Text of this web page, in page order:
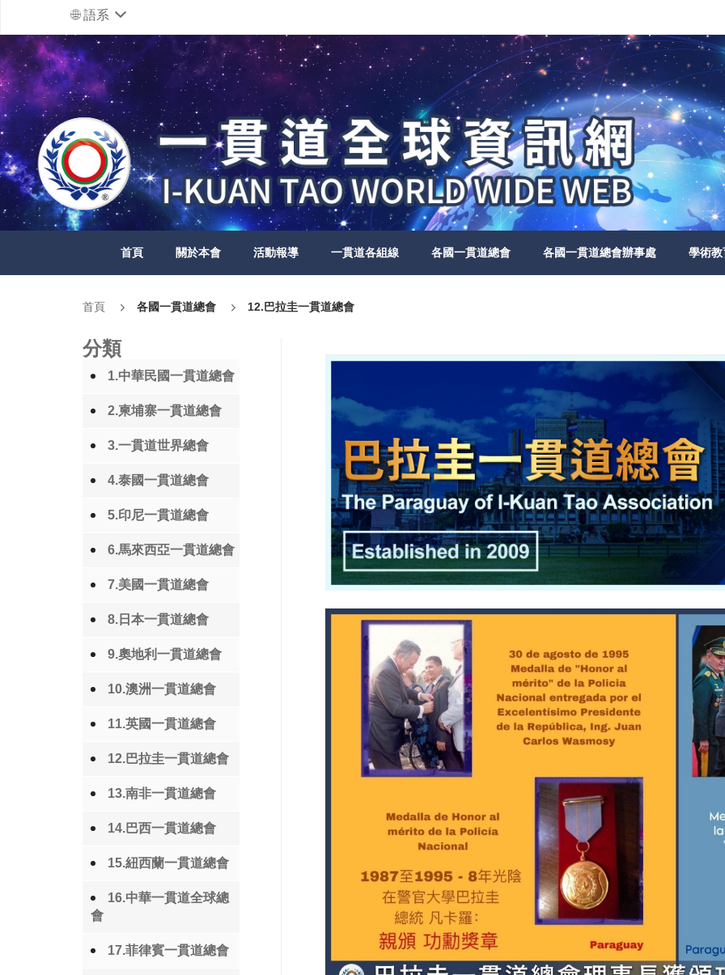
語系
首頁 關於本會 活動報導 一貫道各組線 各國一貫道總會 各國一貫道總會辦事處 學術
首頁 各國一貫道總會 12.巴拉圭一貫道總會
分類
1.中華民國一貫道總會
2.柬埔寨一貫道總會
3.一貫道世界總會
4.泰國一貫道總會
5.印尼一貫道總會
6.馬來西亞一貫道總會
7.美國一貫道總會
8.日本一貫道總會
9.奧地利一貫道總會
10.澳洲一貫道總會
11.英國一貫道總會
12.巴拉圭一貫道總會
13.南非一貫道總會
14.巴西一貫道總會
15.紐西蘭一貫道總會
16.中華一貫道全球總
會
17.菲律賓一貫道總會